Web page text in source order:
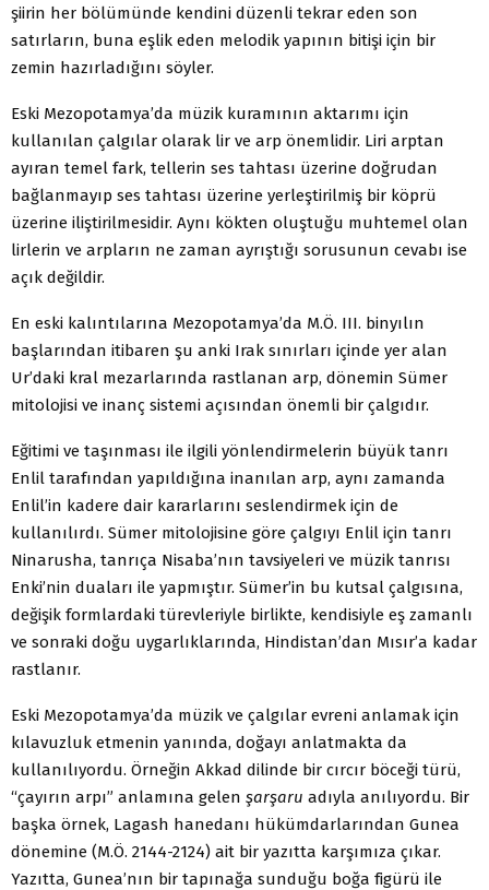
şiirin her bölümünde kendini düzenli tekrar eden son
satırların, buna eşlik eden melodik yapının bitişi için bir
zemin hazırladığını söyler.
Eski Mezopotamya’da müzik kuramının aktarımı için
kullanılan çalgılar olarak lir ve arp önemlidir. Liri arptan
ayıran temel fark, tellerin ses tahtası üzerine doğrudan
bağlanmayıp ses tahtası üzerine yerleştirilmiş bir köprü
üzerine iliştirilmesidir. Aynı kökten oluştuğu muhtemel olan
lirlerin ve arpların ne zaman ayrıştığı sorusunun cevabı ise
açık değildir.
En eski kalıntılarına Mezopotamya’da M.Ö. III. binyılın
başlarından itibaren şu anki Irak sınırları içinde yer alan
Ur’daki kral mezarlarında rastlanan arp, dönemin Sümer
mitolojisi ve inanç sistemi açısından önemli bir çalgıdır.
Eğitimi ve taşınması ile ilgili yönlendirmelerin büyük tanrı
Enlil tarafından yapıldığına inanılan arp, aynı zamanda
Enlil’in kadere dair kararlarını seslendirmek için de
kullanılırdı. Sümer mitolojisine göre çalgıyı Enlil için tanrı
Ninarusha, tanrıça Nisaba’nın tavsiyeleri ve müzik tanrısı
Enki’nin duaları ile yapmıştır. Sümer’in bu kutsal çalgısına,
değişik formlardaki türevleriyle birlikte, kendisiyle eş zamanlı
ve sonraki doğu uygarlıklarında, Hindistan’dan Mısır’a kadar
rastlanır.
Eski Mezopotamya’da müzik ve çalgılar evreni anlamak için
kılavuzluk etmenin yanında, doğayı anlatmakta da
kullanılıyordu. Örneğin Akkad dilinde bir cırcır böceği türü,
“çayırın arpı” anlamına gelen şarşaru adıyla anılıyordu. Bir
başka örnek, Lagash hanedanı hükümdarlarından Gunea
dönemine (M.Ö. 2144-2124) ait bir yazıtta karşımıza çıkar.
Yazıtta, Gunea’nın bir tapınağa sunduğu boğa figürü ile